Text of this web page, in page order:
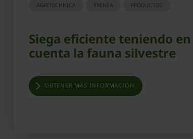
AGRITECHNICA PRENSA PRODUCTOS
Siega eficiente teniendo en
cuenta la fauna silvestre
OBTENER MÁS INFORMACIÓN